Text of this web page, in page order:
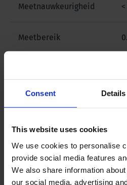
Consent Details
This website uses cookies
We use cookies to personalise
provide social media features
We also share information
our social media, advertising
Meetnauwkeurigheid
Meetbereik
product
Registratie type
Verpakkingsafmetingen